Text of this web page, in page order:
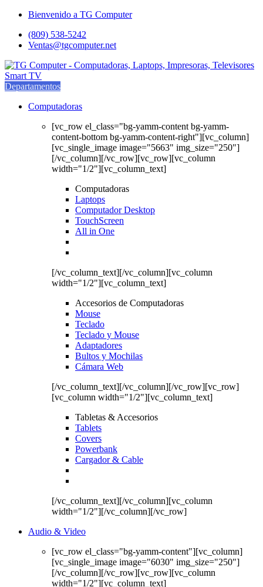
Saltar
navegación
saltar
contenido
Bienvenido a TG Computer
(809) 538-5242
Ventas@tgcomputer.net
Departamentos
Computadoras
[vc_row el_class="bg-yamm-content bg-yamm-
content-bottom bg-yamm-content-right"][vc_column]
[vc_single_image image="5663" img_size="250"]
[/vc_column][/vc_row][vc_row][vc_column
width="1/2"][vc_column_text]
Computadoras
Laptops
Computador Desktop
TouchScreen
All in One
[/vc_column_text][/vc_column][vc_column
width="1/2"][vc_column_text]
Accesorios de Computadoras
Mouse
Teclado
Teclado y Mouse
Adaptadores
Bultos y Mochilas
Cámara Web
[/vc_column_text][/vc_column][/vc_row][vc_row]
[vc_column width="1/2"][vc_column_text]
Tabletas & Accesorios
Tablets
Covers
Powerbank
Cargador & Cable
[/vc_column_text][/vc_column][vc_column
width="1/2"][/vc_column][/vc_row]
Audio & Video
[vc_row el_class="bg-yamm-content"][vc_column]
[vc_single_image image="6030" img_size="250"]
[/vc_column][/vc_row][vc_row][vc_column
width="1/2"][vc_column_text]